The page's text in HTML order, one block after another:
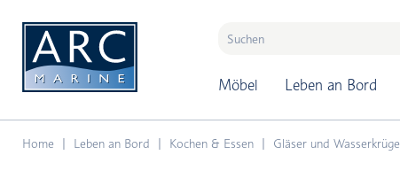
Möbel Leben an Bord
Home Leben an Bord Kochen & Essen Gläser und Wasserkrüge